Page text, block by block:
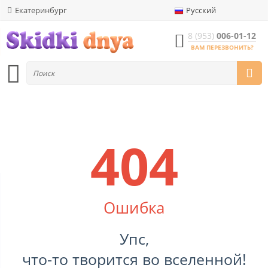
Екатеринбург Русский
8 (953) 006-01-12
ВАМ ПЕРЕЗВОНИТЬ?
404
Ошибка
Упс,
что-то творится во вселенной!